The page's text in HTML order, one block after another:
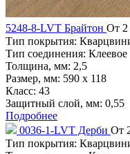
5248-8-LVT Брайтон От 2
Тип покрытия:
Тип соединения: Клеевое
Толщина, мм: 2,5
Размер, мм: 590 х 118
Класс: 43
Защитный слой, мм: 0,55
Подробнее
0036-1-LVT Дерби От
Тип покрытия: